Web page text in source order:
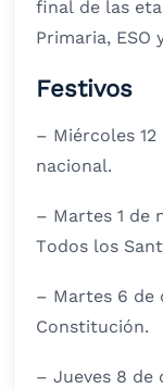
final de las
Primaria, ESO
Festivos
– Miércoles
nacional.
– Martes 1 de
Todos los
– Martes 6 de
Constitución.
– Jueves 8 de